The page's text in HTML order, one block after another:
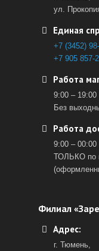
ул.
Единая
+7 (3452)
+7 905 857-
Работа
9:00 – 19:00
Без
Работа
9:00 – 00:00
ТОЛЬКО по
Филиал
Адрес:
г. Тюмень,